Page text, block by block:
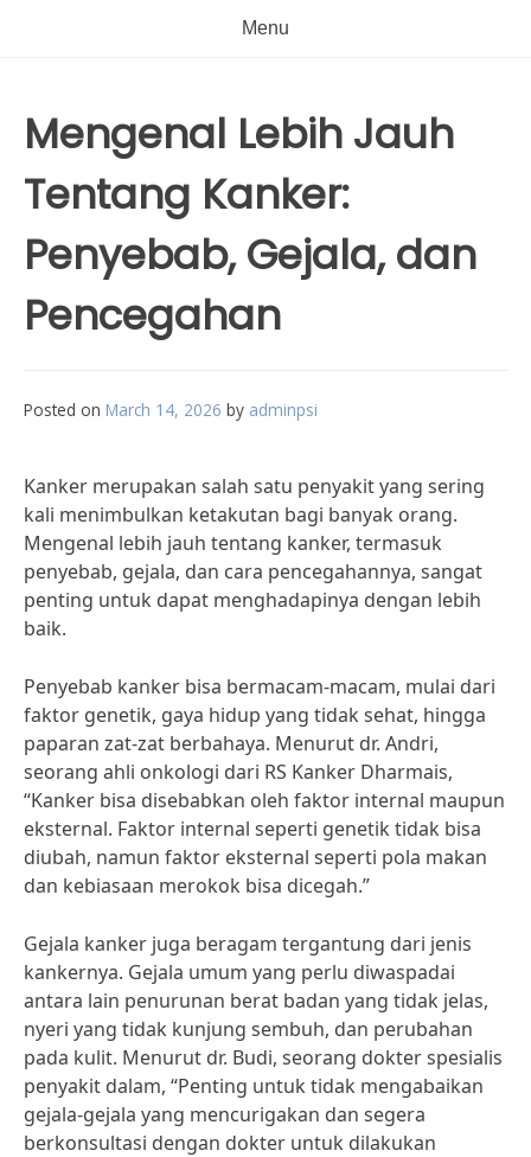
Menu
Mengenal Lebih Jauh
Tentang Kanker:
Penyebab, Gejala, dan
Pencegahan
Posted on March 14, 2026 by adminpsi
Kanker merupakan salah satu penyakit yang sering
kali menimbulkan ketakutan bagi banyak orang.
Mengenal lebih jauh tentang kanker, termasuk
penyebab, gejala, dan cara pencegahannya, sangat
penting untuk dapat menghadapinya dengan lebih
baik.
Penyebab kanker bisa bermacam-macam, mulai dari
faktor genetik, gaya hidup yang tidak sehat, hingga
paparan zat-zat berbahaya. Menurut dr. Andri,
seorang ahli onkologi dari RS Kanker Dharmais,
“Kanker bisa disebabkan oleh faktor internal maupun
eksternal. Faktor internal seperti genetik tidak bisa
diubah, namun faktor eksternal seperti pola makan
dan kebiasaan merokok bisa dicegah.”
Gejala kanker juga beragam tergantung dari jenis
kankernya. Gejala umum yang perlu diwaspadai
antara lain penurunan berat badan yang tidak jelas,
nyeri yang tidak kunjung sembuh, dan perubahan
pada kulit. Menurut dr. Budi, seorang dokter spesialis
penyakit dalam, “Penting untuk tidak mengabaikan
gejala-gejala yang mencurigakan dan segera
berkonsultasi dengan dokter untuk dilakukan